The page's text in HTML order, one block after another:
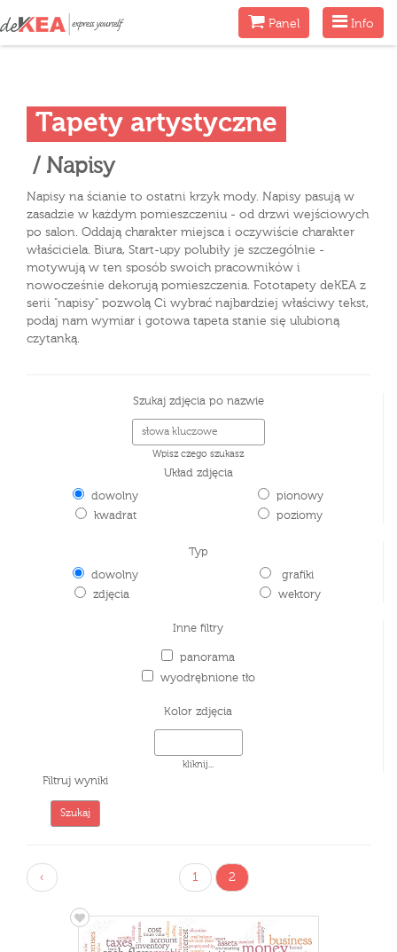
Menu
Info
MenuPanel
Tapety artystyczne
/ Napisy
Napisy na ścianie to ostatni krzyk mody. Napisy pasują w
zasadzie w każdym pomieszczeniu - od drzwi wejściowych
po salon. Oddają charakter miejsca i oczywiście charakter
właściciela. Biura, Start-upy polubiły je szczególnie -
motywują w ten sposób swoich pracowników i
nowocześnie dekorują pomieszczenia. Fototapety deKEA z
serii "napisy" pozwolą Ci wybrać najbardziej właściwy tekst,
podaj nam wymiar i gotowa tapeta stanie się ulubioną
czytanką.
Szukaj zdjęcia po nazwie
Wpisz czego szukasz
Układ zdjęcia
dowolny
kwadrat
pionowy
poziomy
Typ
dowolny
zdjęcia
grafiki
wektory
Inne filtry
panorama
wyodrębnione tło
Kolor zdjęcia
kliknij...
Filtruj wyniki
‹ 1 2